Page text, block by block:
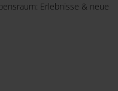
Erlebnisse & neue